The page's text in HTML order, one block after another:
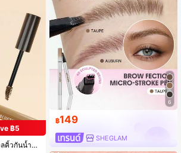
฿5
หมาะสำหรับมือใหม่ ของขวัญสำหรับเทศกาล ขนาดพกพา
6
฿149
SHEGLAM